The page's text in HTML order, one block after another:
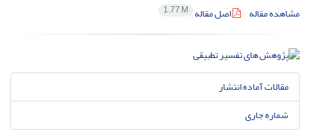
مشاهده مقاله
اصل مقاله 1.77 M
مقالات آماده انتشار
شماره جاری